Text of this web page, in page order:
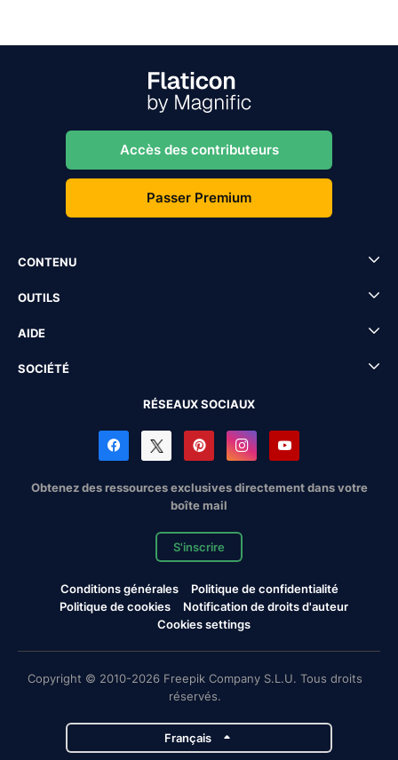
Accès des contributeurs
Passer Premium
CONTENU
OUTILS
AIDE
SOCIÉTÉ
RÉSEAUX SOCIAUX
Obtenez des ressources exclusives directement dans votre
boîte mail
S'inscrire
Conditions générales
Politique de confidentialité
Politique de cookies
Notification de droits d'auteur
Cookies settings
Copyright © 2010-2026 Freepik Company S.L.U. Tous droits
réservés.
Français